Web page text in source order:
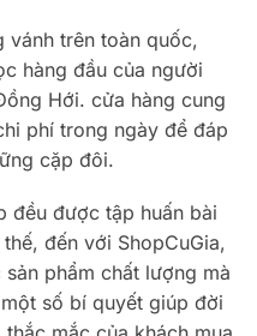
vánh trên toàn quốc,
hàng đầu của người
Hới. cửa hàng cung
phí trong ngày để đáp
cặp đôi.
đều được tập huấn bài
đến với ShopCuGia,
phẩm chất lượng mà
số bí quyết giúp đời